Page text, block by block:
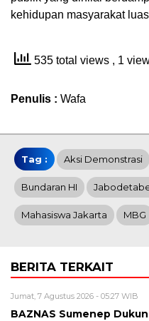
kehidupan masyarakat
535 total views , 1
Penulis : Wafa
Tag : Aksi Demonstrasi
Bundaran HI
Mahasiswa Jakarta MBG
BERITA TERKAIT
Jumat, 7 Agustus 2026 - 05:27 WIB
BAZNAS Sumenep